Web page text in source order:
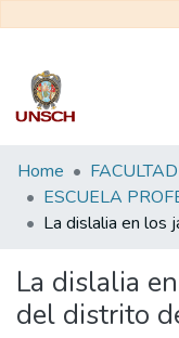
Communities
&
Collections
Statistics
Home
La dislalia
del distrito